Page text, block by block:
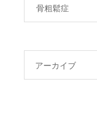
骨粗鬆症
アーカイブ